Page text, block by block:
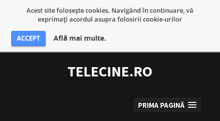
Acest site foloseşte cookies. Navigând în continuare, vă
exprimaţi acordul asupra folosirii cookie-urilor
ACCEPT Află mai multe.
conținut
TELECINE.RO
PRIMA PAGINĂ